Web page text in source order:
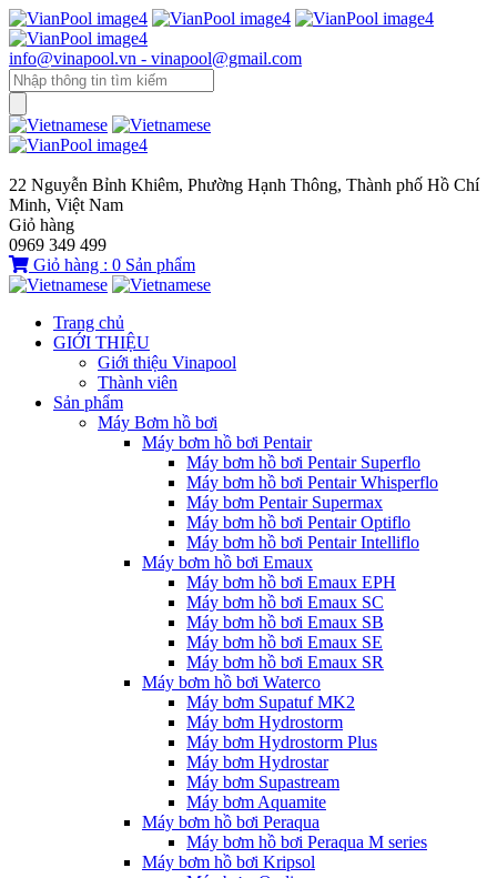
info@vinapool.vn - vinapool@gmail.com
22 Nguyễn Bỉnh Khiêm, Phường Hạnh Thông, Thành phố Hồ Chí
Minh, Việt Nam
Giỏ hàng
0969 349 499
Giỏ hàng : 0 Sản phẩm
Trang chủ
GIỚI THIỆU
Giới thiệu Vinapool
Thành viên
Sản phẩm
Máy Bơm hồ bơi
Máy bơm hồ bơi Pentair
Máy bơm hồ bơi Pentair Superflo
Máy bơm hồ bơi Pentair Whisperflo
Máy bơm Pentair Supermax
Máy bơm hồ bơi Pentair Optiflo
Máy bơm hồ bơi Pentair Intelliflo
Máy bơm hồ bơi Emaux
Máy bơm hồ bơi Emaux EPH
Máy bơm hồ bơi Emaux SC
Máy bơm hồ bơi Emaux SB
Máy bơm hồ bơi Emaux SE
Máy bơm hồ bơi Emaux SR
Máy bơm hồ bơi Waterco
Máy bơm Supatuf MK2
Máy bơm Hydrostorm
Máy bơm Hydrostorm Plus
Máy bơm Hydrostar
Máy bơm Supastream
Máy bơm Aquamite
Máy bơm hồ bơi Peraqua
Máy bơm hồ bơi Peraqua M series
Máy bơm hồ bơi Kripsol